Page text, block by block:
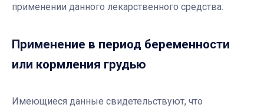
применении данного лекарственного средства.
Применение в период беременности
или кормления грудью
Имеющиеся данные свидетельствуют, что